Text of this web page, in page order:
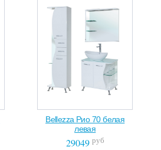
Bellezza Рио 70 белая
левая
29049 руб